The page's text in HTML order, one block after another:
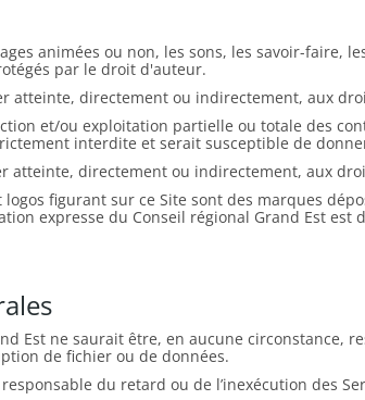
animées ou non, les sons, les savoir-
par le droit d'auteur.
atteinte, directement ou indirectement, aux
et/ou exploitation partielle ou totale des
interdite et serait susceptible de
atteinte, directement ou indirectement, aux
logos figurant sur ce Site sont des marques
expresse du Conseil régional Grand Est est
Est ne saurait être, en aucune
de fichier ou de données.
du retard ou de l’inexécution des